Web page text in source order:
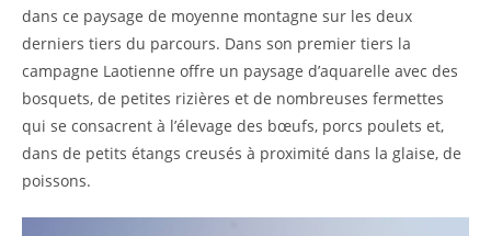
dans ce paysage de moyenne montagne sur les deux
derniers tiers du parcours. Dans son premier tiers la
campagne Laotienne offre un paysage d’aquarelle avec des
bosquets, de petites rizières et de nombreuses fermettes
qui se consacrent à l’élevage des bœufs, porcs poulets et,
dans de petits étangs creusés à proximité dans la glaise, de
poissons.